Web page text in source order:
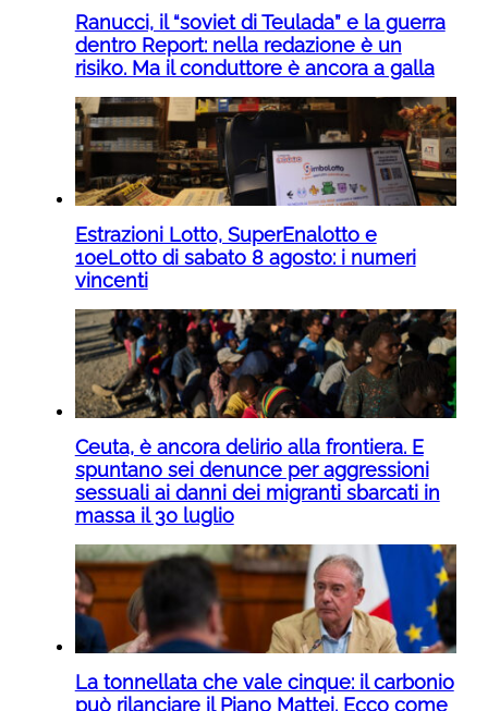
Ranucci, il “soviet di Teulada” e la guerra
dentro Report: nella redazione è un
risiko. Ma il conduttore è ancora a galla
Estrazioni Lotto, SuperEnalotto e
10eLotto di sabato 8 agosto: i numeri
vincenti
Ceuta, è ancora delirio alla frontiera. E
spuntano sei denunce per aggressioni
sessuali ai danni dei migranti sbarcati in
massa il 30 luglio
La tonnellata che vale cinque: il carbonio
può rilanciare il Piano Mattei. Ecco come